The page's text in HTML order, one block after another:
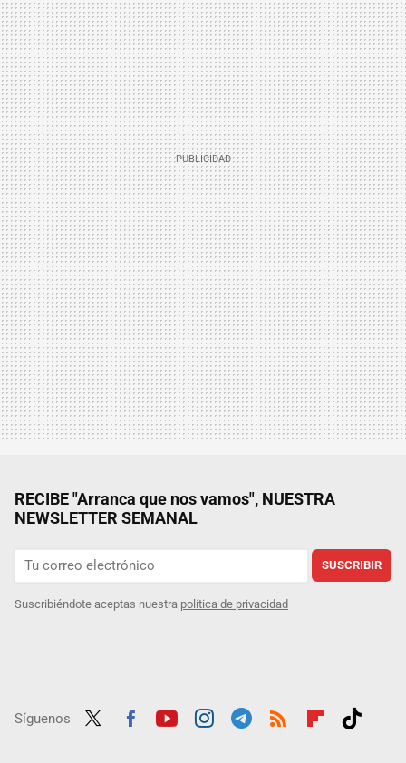
RECIBE "Arranca que nos vamos", NUESTRA
NEWSLETTER SEMANAL
SUSCRIBIR
Suscribiéndote aceptas nuestra política de privacidad
Síguenos